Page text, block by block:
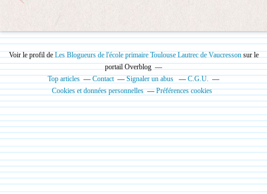
Voir le profil de Les Blogueurs de l'école primaire Toulouse Lautrec de Vaucressonsur le
portail Overblog
Top articles
Contact Signaler un abus
C.G.U.
Cookies et données personnelles
Préférences cookies